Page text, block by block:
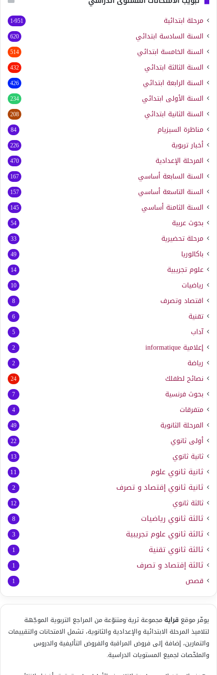
مرحلة ابتدائية 1٬951
السنة السادسة ابتدائي 620
السنة الخامسة ابتدائي 514
السنة الثالثة ابتدائي 432
السنة الرابعة ابتدائي 426
السنة الأولى ابتدائي 234
السنة الثانية ابتدائي 208
مناظرة السيزيام 84
أخبار تربوية 226
المرحلة الإعدادية 470
السنة السابعة أساسي 167
السنة التاسعة أساسي 157
السنة الثامنة أساسي 145
بحوث عربية 54
مرحلة تحضيرية 33
باكالوريا 49
علوم تجريبية 14
رياضيات 10
اقتصاد وتصرف 8
تقنية 6
آداب 5
إعلامية informatique
2
رياضة 2
نصائح لطفلك 24
بحوث فرنسية 7
متفرقات 4
المرحلة الثانوية 49
أولى ثانوي 22
ثانية ثانوي 13
ثانية ثانوي علوم 11
ثانية ثانوي إقتصاد و تصرف 2
ثالثة ثانوي 12
ثالثة ثانوي رياضيات 8
ثالثة ثانوي علوم تجريبية 3
ثالثة ثانوي تقنية 1
ثالثة إقتصاد و تصرف 1
قصص 1
يوفّر موقع قرايةمجموعة ثرية ومتنوّعة من المراجع التربوية الموجّهة
لتلاميذ المرحلة الابتدائية والإعدادية والثانوية، تشمل الامتحانات والتقييمات
والتمارين، إضافة إلى فروض المراقبة والفروض التأليفية والدروس
والملخّصات لجميع المستويات الدراسية.